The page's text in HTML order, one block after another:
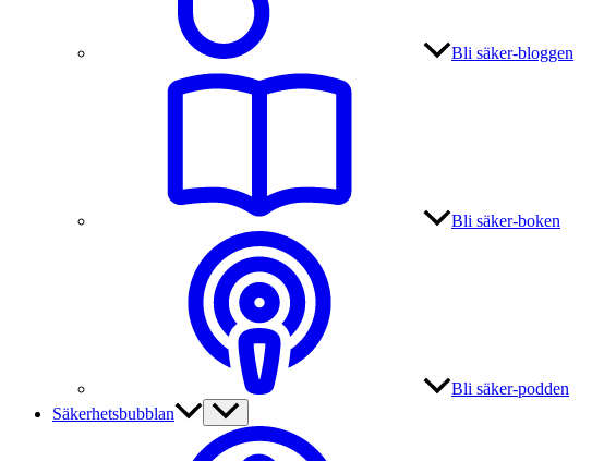
Bli säker-bloggen
Bli säker-boken
Bli säker-podden
Säkerhetsbubblan